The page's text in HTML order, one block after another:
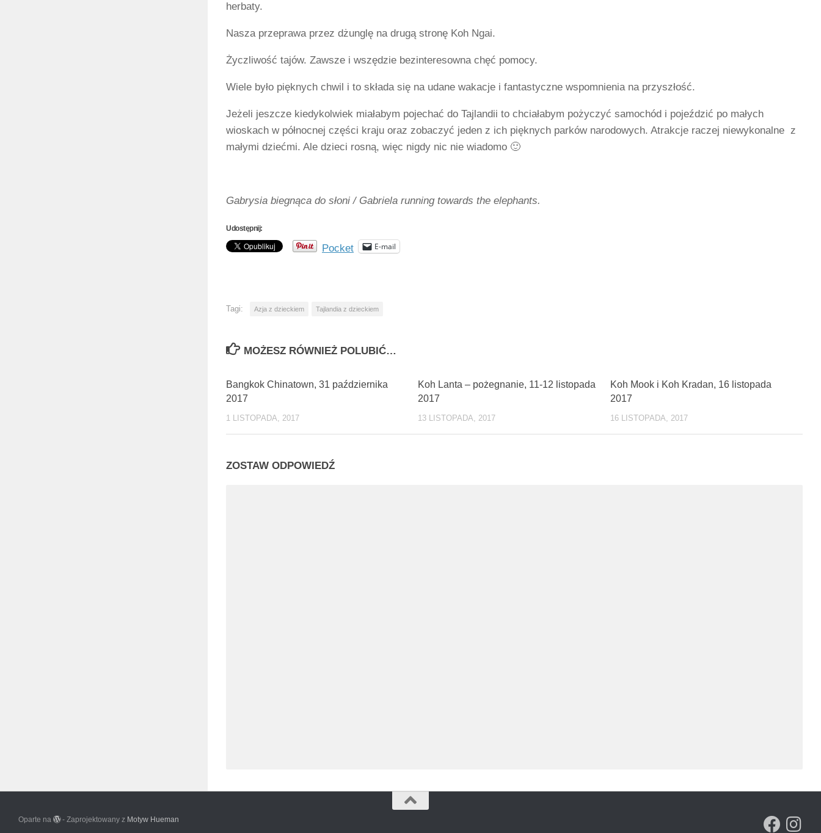
herbaty.
Nasza przeprawa przez dżunglę na drugą stronę Koh Ngai.
Życzliwość tajów. Zawsze i wszędzie bezinteresowna chęć pomocy.
Wiele było pięknych chwil i to składa się na udane wakacje i fantastyczne wspomnienia na przyszłość.
Jeżeli jeszcze kiedykolwiek miałabym pojechać do Tajlandii to chciałabym pożyczyć samochód i pojeździć po małych
wioskach w północnej części kraju oraz zobaczyć jeden z ich pięknych parków narodowych. Atrakcje raczej niewykonalne z
małymi dziećmi. Ale dzieci rosną, więc nigdy nic nie wiadomo 🙂
Gabrysia biegnąca do słoni / Gabriela running towards the elephants.
Udostępnij:
Pocket E-mail
Tagi: Azja z dzieckiem Tajlandia z dzieckiem
MOŻESZ RÓWNIEŻ POLUBIĆ…
Bangkok Chinatown, 31 października
2017
1 LISTOPADA, 2017
Koh Lanta – pożegnanie, 11-12 listopada
2017
13 LISTOPADA, 2017
Koh Mook i Koh Kradan, 16 listopada
2017
16 LISTOPADA, 2017
ZOSTAW ODPOWIEDŹ
Oparte na - Zaprojektowany z Motyw Hueman